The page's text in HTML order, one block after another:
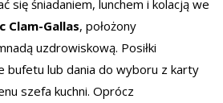
się śniadaniem, lunchem i kolacją we
Clam-Gallas, położony
uzdrowiskową. Posiłki
bufetu lub dania do wyboru z karty
szefa kuchni. Oprócz